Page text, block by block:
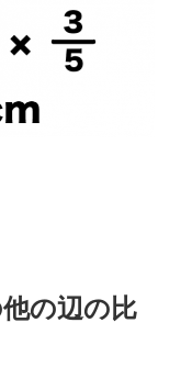
の辺の比